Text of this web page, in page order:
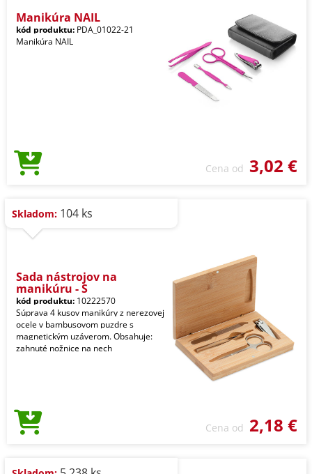
Manikúra NAIL
kód produktu: PDA_01022-21
Manikúra NAIL
Cena od 3,02 €
Skladom: 104 ks
Sada nástrojov na
manikúru - S
kód produktu: 10222570
Súprava 4 kusov manikúry z nerezovej
ocele v bambusovom puzdre s
magnetickým uzáverom. Obsahuje:
zahnuté nožnice na nech
Cena od 2,18 €